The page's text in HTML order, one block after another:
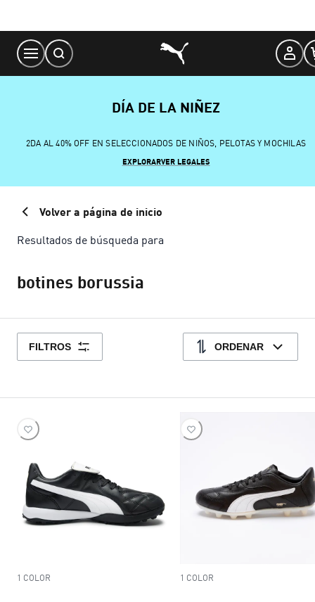
Content
DÍA DE LA NIÑEZ
2DA AL 40% OFF EN SELECCIONADOS DE NIÑOS, PELOTAS Y MOCHILAS
EXPLORARVER LEGALES
Volver a página de inicio
Resultados de búsqueda para
botines borussia
FILTROS ORDENAR
1 COLOR 1 COLOR